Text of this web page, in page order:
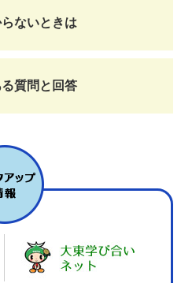
らないときは
質問と回答